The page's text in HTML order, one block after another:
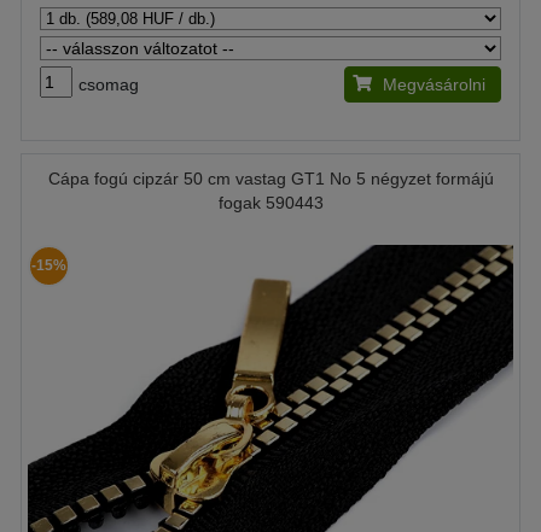
csomag Megvásárolni
Cápa fogú cipzár 50 cm vastag GT1 No 5 négyzet formájú
fogak 590443
-15%